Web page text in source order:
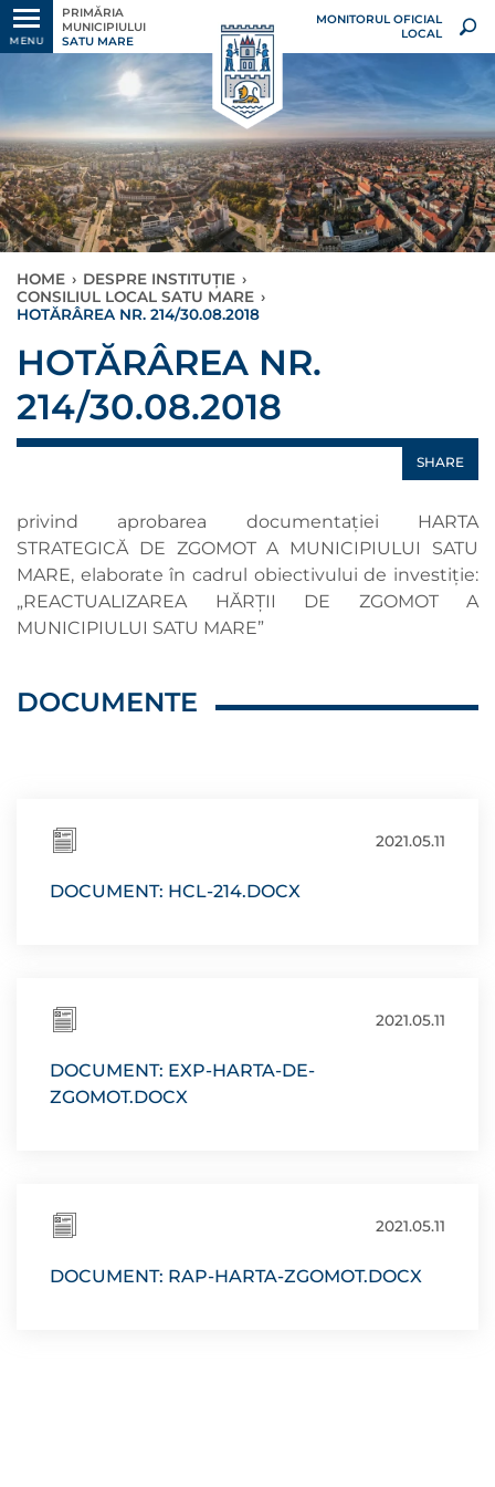
MENU
PRIMĂRIA
MUNICIPIULUI
SATU MARE
MONITORUL OFICIAL
LOCAL
HOME › DESPRE INSTITUȚIE ›
CONSILIUL LOCAL SATU MARE ›
HOTĂRÂREA NR. 214/30.08.2018
HOTĂRÂREA NR.
214/30.08.2018
SHARE
privind aprobarea documentaţiei HARTA
STRATEGICĂ DE ZGOMOT A MUNICIPIULUI SATU
MARE, elaborate în cadrul obiectivului de investiţie:
„REACTUALIZAREA HĂRŢII DE ZGOMOT A
MUNICIPIULUI SATU MARE”
DOCUMENTE
2021.05.11
DOCUMENT: HCL-214.DOCX
2021.05.11
DOCUMENT: EXP-HARTA-DE-
ZGOMOT.DOCX
2021.05.11
DOCUMENT: RAP-HARTA-ZGOMOT.DOCX